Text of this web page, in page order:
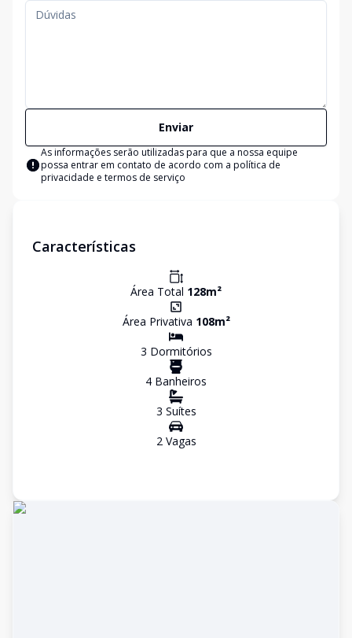
Enviar
As informações serão utilizadas para que a nossa equipe
possa entrar em contato de acordo com a política de
privacidade e termos de serviço
Características
Área Total 128m²
Área Privativa 108m²
3 Dormitórios
4 Banheiros
3 Suítes
2Vagas